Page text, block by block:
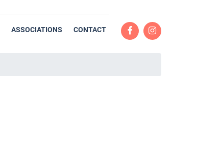
ASSOCIATIONS CONTACT